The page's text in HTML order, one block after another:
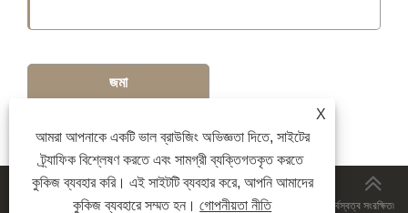
জমা
কপিরাইট © 2026 Ningbo Aofukang Intelligent Technology Co., Ltd. সর্বস্বত্ব সংরক্ষিত৷
X
আমরা আপনাকে একটি ভাল ব্রাউজিং অভিজ্ঞতা দিতে, সাইটের
ট্র্যাফিক বিশ্লেষণ করতে এবং সামগ্রী ব্যক্তিগতকৃত করতে
কুকিজ ব্যবহার করি। এই সাইটটি ব্যবহার করে, আপনি আমাদের
কুকিজ ব্যবহারে সম্মত হন।গোপনীয়তা নীতি